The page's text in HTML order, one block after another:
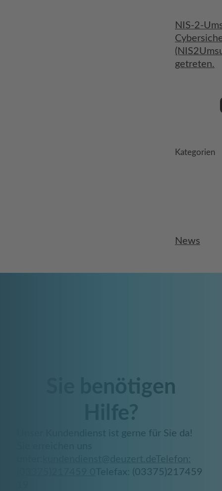
NIS-2-
getreten.
Kategorien
News
Sie benötigen
Hilfe?
Unser Kundendienst ist gerne für Sie da!
kundendienst@deuzert.de
Telefon:
Telefax: (03375)217459